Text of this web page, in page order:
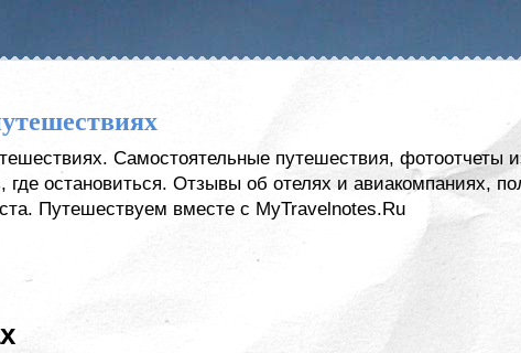
Самостоятельные путешествия, фотоотчеты
где остановиться. Отзывы об отелях и авиакомпаниях,
Путешествуем вместе с MyTravelnotes.Ru